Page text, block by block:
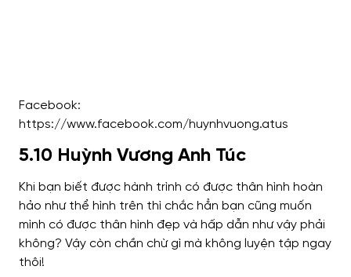
Facebook:
https://www.facebook.com/huynhvuong.atus
5.10 Huỳnh Vương Anh Túc
Khi bạn biết được hành trình có được thân hình hoàn
hảo như thể hình trên thì chắc hẳn bạn cũng muốn
mình có được thân hình đẹp và hấp dẫn như vậy phải
không? Vậy còn chần chừ gì mà không luyện tập ngay
thôi!